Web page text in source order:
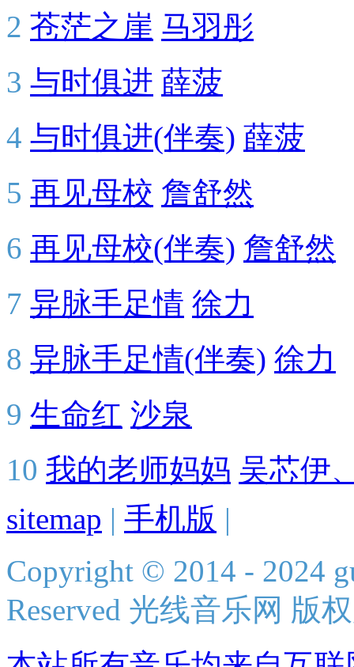
2 苍茫之崖 马羽彤
3 与时俱进 薛菠
4 与时俱进(伴奏) 薛菠
5 再见母校 詹舒然
6 再见母校(伴奏) 詹舒然
7 异脉手足情 徐力
8 异脉手足情(伴奏) 徐力
9 生命红 沙泉
10 我的老师妈妈 吴芯伊
sitemap | 手机版 |
Copyright © 2014 - 2024
Reserved 光线音乐网 版